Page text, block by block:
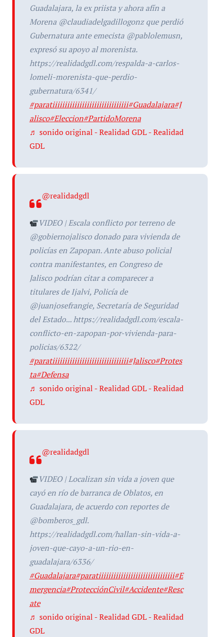
Guadalajara, la ex priista y ahora afín a
Morena @claudiadelgadillogonz que perdió
Gubernatura ante emecista @pablolemusn,
expresó su apoyo al morenista.
https://realidadgdl.com/respalda-a-carlos-
lomeli-morenista-que-perdio-
gubernatura/6341/
#paratiiiiiiiiiiiiiiiiiiiiiiiiiiiiiii#Guadalajara#J
alisco#Eleccion#PartidoMorena
♬ sonido original - Realidad GDL - Realidad
GDL
@realidadgdl
VIDEO | Escala conflicto por terreno de
@gobiernojalisco donado para vivienda de
policías en Zapopan. Ante abuso policial
contra manifestantes, en Congreso de
Jalisco podrían citar a comparecer a
titulares de Ijalvi, Policía de
@juanjosefrangie, Secretaría de Seguridad
del Estado... https://realidadgdl.com/escala-
conflicto-en-zapopan-por-vivienda-para-
policias/6322/
#paratiiiiiiiiiiiiiiiiiiiiiiiiiiiiiii#Jalisco#Protes
ta#Defensa
♬ sonido original - Realidad GDL - Realidad
GDL
@realidadgdl
VIDEO | Localizan sin vida a joven que
cayó en río de barranca de Oblatos, en
Guadalajara, de acuerdo con reportes de
@bomberos_gdl.
https://realidadgdl.com/hallan-sin-vida-a-
joven-que-cayo-a-un-rio-en-
guadalajara/6336/
#Guadalajara#paratiiiiiiiiiiiiiiiiiiiiiiiiiiiiiii#E
mergencia#ProtecciónCivil#Accidente#Resc
ate
♬ sonido original - Realidad GDL - Realidad
GDL